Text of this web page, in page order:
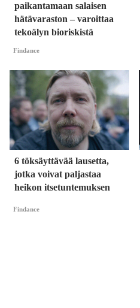
paikantamaan salaisen
hätävaraston – varoittaa
tekoälyn bioriskistä
Findance
6 töksäyttävää lausetta,
jotka voivat paljastaa
heikon itsetuntemuksen
Findance